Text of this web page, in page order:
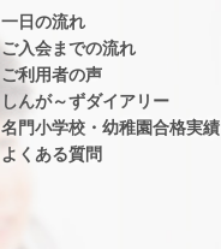
一日の流れ
ご入会までの流れ
ご利用者の声
しんが～ずダイアリー
名門小学校・幼稚園合格実績
よくある質問